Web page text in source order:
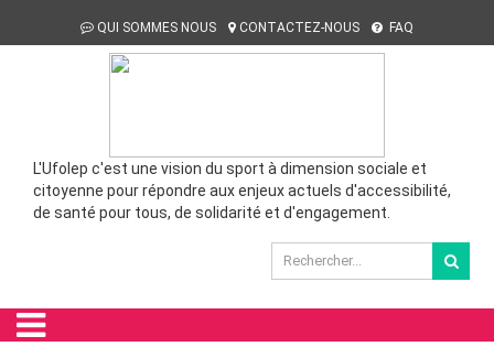
QUI SOMMES NOUS CONTACTEZ-NOUS FAQ
L'Ufolep c'est une vision du sport à dimension sociale et
citoyenne pour répondre aux enjeux actuels d'accessibilité,
de santé pour tous, de solidarité et d'engagement.